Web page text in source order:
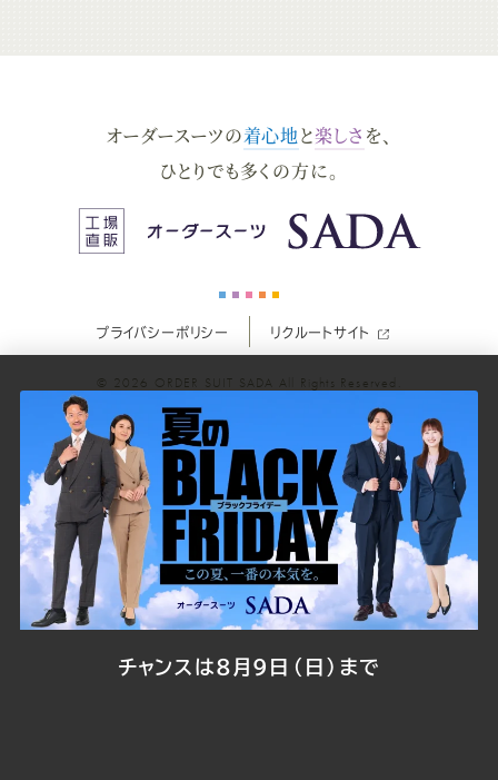
ー
ス
ツ
SADA
の
公
式
Youtube
ー
ス
ー
ツ
SADA
の
公
式
Facebook
ー
ス
ー
ツ
SADA
の
公
式
Twitter
ー
ス
ツ
SADA
の
公
式
ス
ツ
SADA
の
公
式
オーダースーツの着心地と楽しさ を、
ひとりでも多くの方に。
プライバシーポリシー リクルートサイト
© 2026 ORDER SUIT SADA All Rights Reserved.
チャンスは8月9日（日）まで